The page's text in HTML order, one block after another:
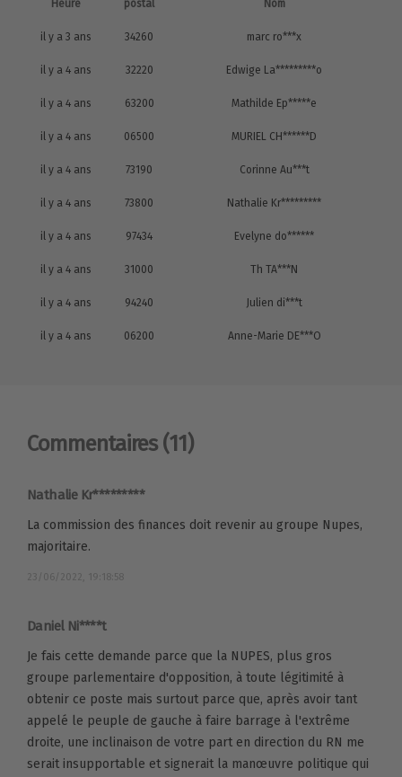
Heure postal Nom
il y a 3 ans 34260 marc ro***x
il y a 4 ans 32220 Edwige La*********o
il y a 4 ans 63200 Mathilde Ep*****e
il y a 4 ans 06500 MURIEL CH******D
il y a 4 ans 73190 Corinne Au***t
il y a 4 ans 73800 Nathalie Kr*********
il y a 4 ans 97434 Evelyne do******
il y a 4 ans 31000 Th TA***N
il y a 4 ans 94240 Julien di***t
il y a 4 ans 06200 Anne-Marie DE***O
Commentaires (11)
Nathalie Kr*********
La commission des finances doit revenir au groupe Nupes,
majoritaire.
23/06/2022, 19:18:58
Daniel Ni****t
Je fais cette demande parce que la NUPES, plus gros
groupe parlementaire d'opposition, à toute légitimité à
obtenir ce poste mais surtout parce que, après avoir tant
appelé le peuple de gauche à faire barrage à l'extrême
droite, une inclinaison de votre part en direction du RN me
serait insupportable et signerait la manœuvre politique qui